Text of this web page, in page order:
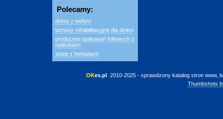
Polecamy:
dresy z weluru
turnusy rehabilitacyjne dla dzieci
producent opakowań foliowych z
nadrukiem
sklep z herbatami
OKes.pl 2010-2025 - sprawdzony katalog stron www,
Thumbshots